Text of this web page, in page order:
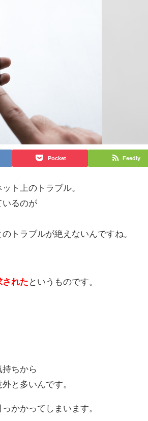
Pocket Feedly
ト上のトラブル。
いるのが
トラブルが絶えないんですね。
された というものです。
ちから
と多いんです。
かかってしまいます。